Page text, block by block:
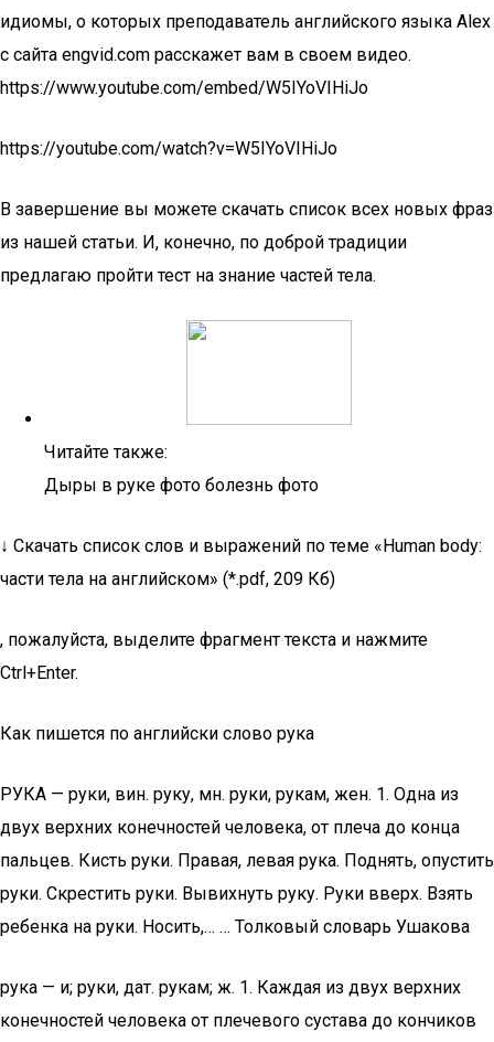
идиомы, о которых преподаватель английского языка Alex
с сайта engvid.com расскажет вам в своем видео.
https://www.youtube.com/embed/W5IYoVIHiJo
https://youtube.com/watch?v=W5IYoVIHiJo
В завершение вы можете скачать список всех новых фраз
из нашей статьи. И, конечно, по доброй традиции
предлагаю пройти тест на знание частей тела.
Читайте также:
Дыры в руке фото болезнь фото
↓ Скачать список слов и выражений по теме «Human body:
части тела на английском» (*.pdf, 209 Кб)
, пожалуйста, выделите фрагмент текста и нажмите
Ctrl+Enter.
Как пишется по английски слово рука
РУКА — руки, вин. руку, мн. руки, рукам, жен. 1. Одна из
двух верхних конечностей человека, от плеча до конца
пальцев. Кисть руки. Правая, левая рука. Поднять, опустить
руки. Скрестить руки. Вывихнуть руку. Руки вверх. Взять
ребенка на руки. Носить,… … Толковый словарь Ушакова
рука — и; руки, дат. рукам; ж. 1. Каждая из двух верхних
конечностей человека от плечевого сустава до кончиков